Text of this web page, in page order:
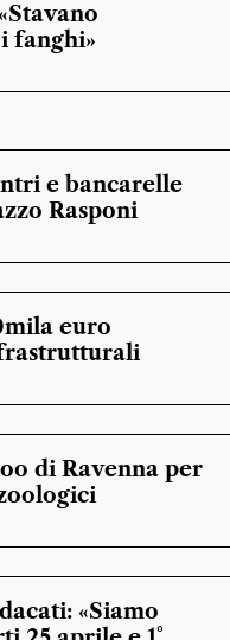
fanghi»
e bancarelle
Rasponi
euro
di Ravenna per
«Siamo